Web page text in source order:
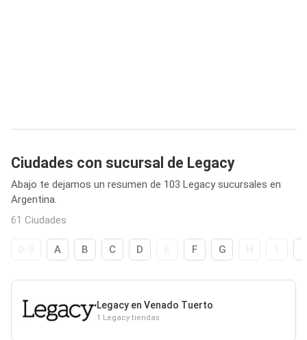
Ciudades con sucursal de Legacy
Abajo te dejamos un resumen de 103 Legacy sucursales en
Argentina.
61 Ciudades
A B C D F G
Legacy en Venado Tuerto
1 Legacy tiendas